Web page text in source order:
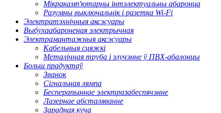
Мікракамп'ютарны інтэлектуальны абаронца
Разумны выключальнік і разетка Wi-Fi
Электратэхнічныя аксэсуары
Выбухаабароненая электрычная
Электрамантажныя аксэсуары
Кабельныя сцяжкі
Металічная труба і злучэнне ў ПВХ-абалонцы
Больш прадуктаў
Званок
Сігнальная лямпа
Бесперапыннае электразабеспячэнне
Лазернае абсталяванне
Зарадная куча